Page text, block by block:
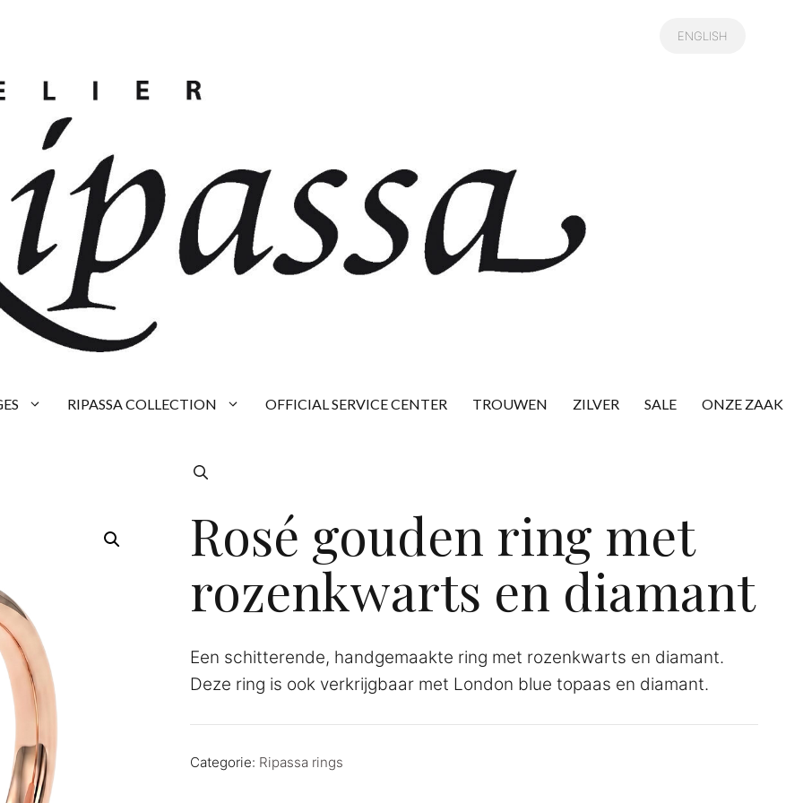
ENGLISH
RIPASSA COLLECTION OFFICIAL SERVICE CENTER TROUWEN ZILVER SALE ONZE ZAAK
Rosé gouden ring met
rozenkwarts en diamant
Een schitterende, handgemaakte ring met rozenkwarts en diamant.
Deze ring is ook verkrijgbaar met London blue topaas en diamant.
Categorie: Ripassa rings